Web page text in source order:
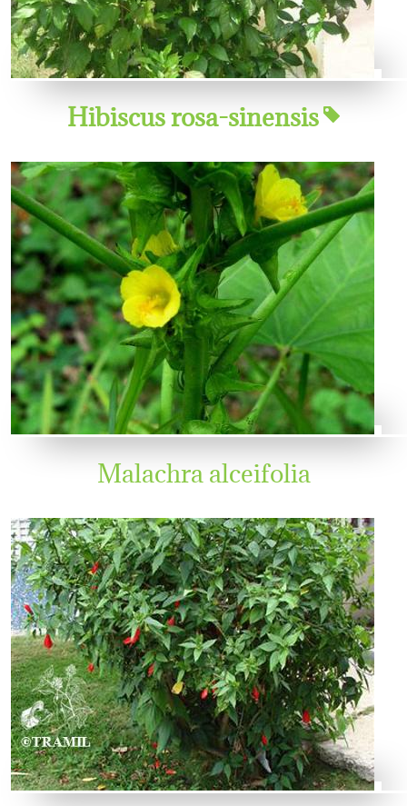
Hibiscus rosa-sinensis
Malachra alceifolia